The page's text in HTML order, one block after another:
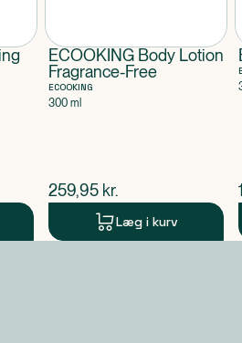
ECOOKING Body Lotion
Fragrance-Free
ECOOKING
300 ml
$nuværende pris
259,95 kr.
Læg i kurv